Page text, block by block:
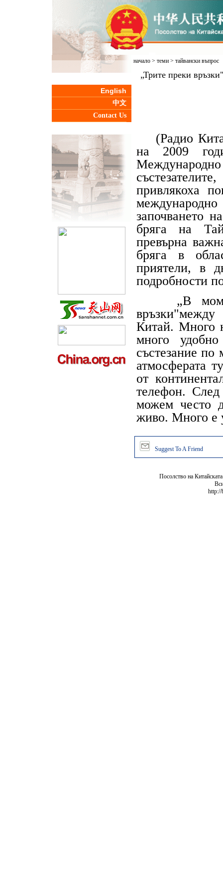
English
中文
Contact Us
начало> теми> тайвански въпрос
„Трите преки
(Радио
на 2009
привлякоха
започването
бряга на
превърна
бряга в
приятели, в
подробности
„В
връзки"между
Китай. Много
много
състезание
атмосферата
от
телефон.
можем често
живо. Много е
Suggest To A Friend
Посолство на
http://